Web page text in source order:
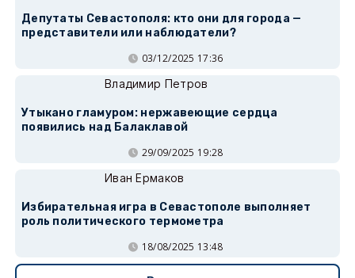
Депутаты Севастополя: кто они для города —
представители или наблюдатели?
03/12/2025 17:36
Владимир Петров
Утыкано гламуром: нержавеющие сердца
появились над Балаклавой
29/09/2025 19:28
Иван Ермаков
Избирательная игра в Севастополе выполняет
роль политического термометра
18/08/2025 13:48